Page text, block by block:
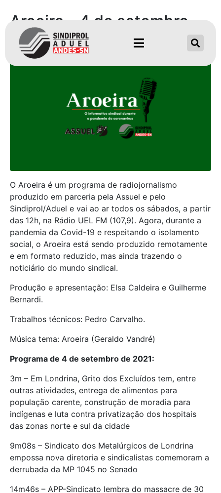
Aroeira – 4 de setembro
de 2021
O Aroeira é um programa de radiojornalismo
produzido em parceria pela Assuel e pelo
Sindiprol/Aduel e vai ao ar todos os sábados, a partir
das 12h, na Rádio UEL FM (107,9). Agora, durante a
pandemia da Covid-19 e respeitando o isolamento
social, o Aroeira está sendo produzido remotamente
e em formato reduzido, mas ainda trazendo o
noticiário do mundo sindical.
Produção e apresentação: Elsa Caldeira e Guilherme
Bernardi.
Trabalhos técnicos: Pedro Carvalho.
Música tema: Aroeira (Geraldo Vandré)
Programa de 4 de setembro de 2021:
3m – Em Londrina, Grito dos Excluídos tem, entre
outras atividades, entrega de alimentos para
população carente, construção de moradia para
indígenas e luta contra privatização dos hospitais
das zonas norte e sul da cidade
9m08s – Sindicato dos Metalúrgicos de Londrina
empossa nova diretoria e sindicalistas comemoram a
derrubada da MP 1045 no Senado
14m46s – APP-Sindicato lembra do massacre de 30